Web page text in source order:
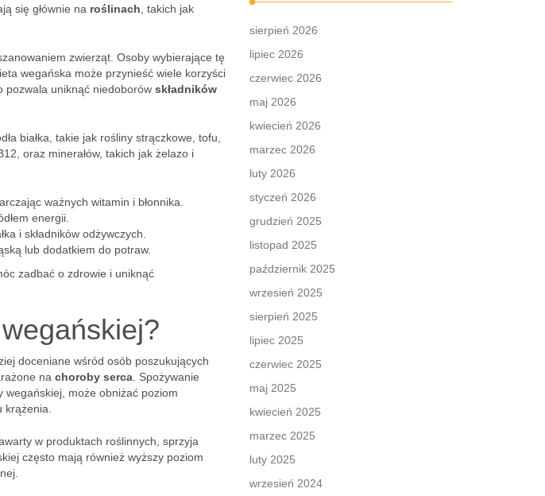
się głównie na roślinach , takich jak
zwierząt. Osoby wybierające tę
wegańska może przynieść wiele korzyści
pozwala uniknąć niedoborów składników
białka, takie jak rośliny strączkowe, tofu,
oraz minerałów, takich jak żelazo i
ważnych witamin i błonnika.
energii.
i składników odżywczych.
lub dodatkiem do potraw.
zadbać o zdrowie i uniknąć
doceniane wśród osób poszukujących
na choroby serca . Spożywanie
wegańskiej, może obniżać poziom
w produktach roślinnych, sprzyja
często mają również wyższy poziom
sierpień 2026
lipiec 2026
czerwiec 2026
maj 2026
kwiecień 2026
marzec 2026
luty 2026
styczeń 2026
grudzień 2025
listopad 2025
październik 2025
wrzesień 2025
sierpień 2025
lipiec 2025
czerwiec 2025
maj 2025
kwiecień 2025
marzec 2025
luty 2025
wrzesień 2024